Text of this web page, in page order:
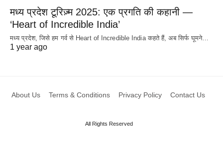
मध्य प्रदेश टूरिज़्म 2025: एक प्रगति की कहानी —
‘Heart of Incredible India’
मध्य प्रदेश, जिसे हम गर्व से Heart of Incredible India कहते हैं, अब सिर्फ घूमने…
1 year ago
About Us Terms & Conditions Privacy Policy Contact Us
All Rights Reserved